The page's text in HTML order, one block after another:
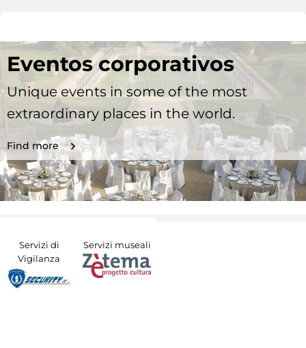
Eventos corporativos
Unique events in some of the most
extraordinary places in the world.
Find more
Servizi di
Vigilanza
Servizi museali